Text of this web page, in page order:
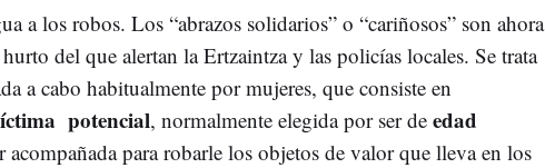
a los robos. Los “abrazos solidarios” o “cariñosos” son ahora
del que alertan la Ertzaintza y las policías locales. Se trata
a cabo habitualmente por mujeres, que consiste en
potencial, normalmente elegida por ser de edad
acompañada para robarle los objetos de valor que lleva en los